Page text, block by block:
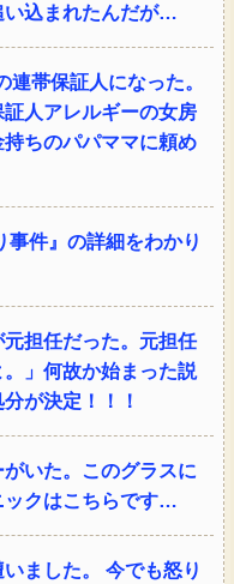
い込まれたんだが…
帯保証人になった。
人アレルギーの女房
ちのパパママに頼め
事件』の詳細をわかり
担任だった。元担任
。」何故か始まった説
が決定！！！
いた。このグラスに
ックはこちらです…
ました。 今でも怒り